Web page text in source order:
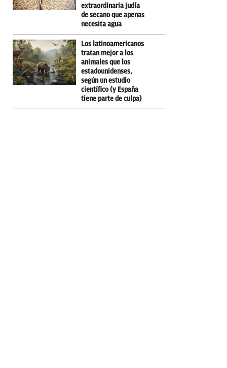
extraordinaria judía
de secano que apenas
necesita agua
Los latinoamericanos
tratan mejor a los
animales que los
estadounidenses,
según un estudio
científico (y España
tiene parte de culpa)